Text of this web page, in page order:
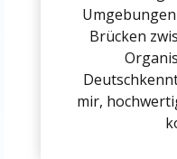
Brücken
mir,